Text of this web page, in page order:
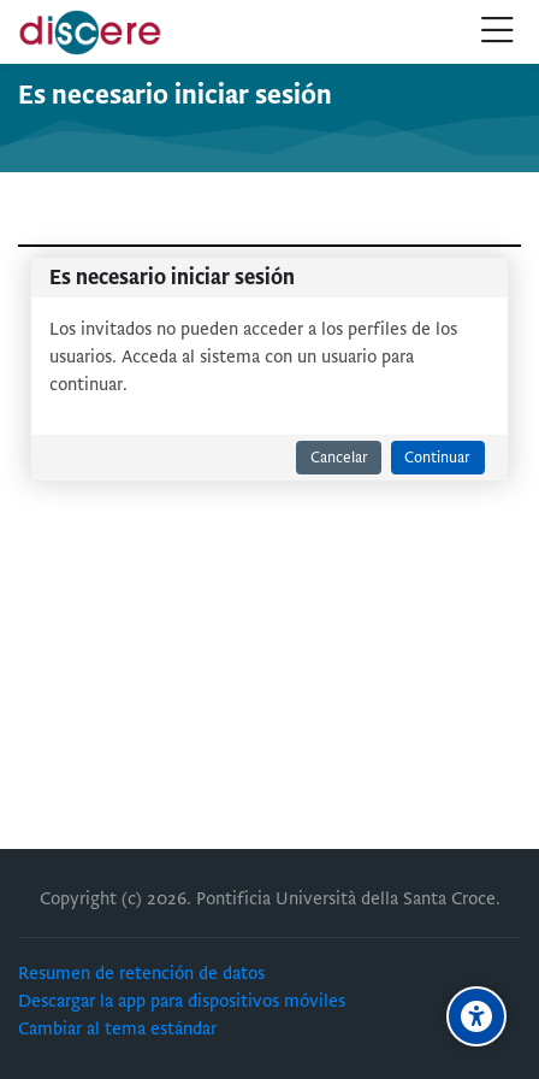
Saltar a navegación
Saltar al formulario de inicio de sesión
Salta al contenido principal
Saltar a opciones de accesibilidad
Saltar al pie de página
Saltar opciones de accesibilidad
Es necesario iniciar sesión
Es necesario iniciar sesión
Los invitados no pueden acceder a los perfiles de los
usuarios. Acceda al sistema con un usuario para
continuar.
Cancelar Continuar
Copyright (c) 2026. Pontificia Università della Santa Croce.
Resumen de retención de datos
Descargar la app para dispositivos móviles
Cambiar al tema estándar